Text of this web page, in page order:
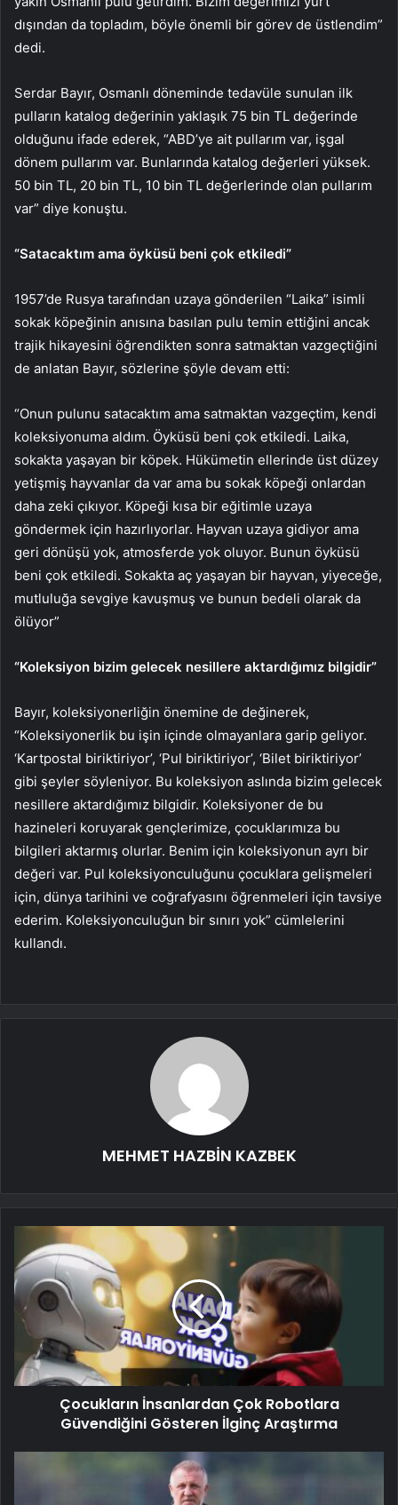
dışından da topladım, böyle önemli bir görev de üstlendim”
dedi.
Serdar Bayır, Osmanlı döneminde tedavüle sunulan ilk
pulların katalog değerinin yaklaşık 75 bin TL değerinde
olduğunu ifade ederek, “ABD’ye ait pullarım var, işgal
dönem pullarım var. Bunlarında katalog değerleri yüksek.
50 bin TL, 20 bin TL, 10 bin TL değerlerinde olan pullarım
var” diye konuştu.
“Satacaktım ama öyküsü beni çok etkiledi”
1957’de Rusya tarafından uzaya gönderilen “Laika” isimli
sokak köpeğinin anısına basılan pulu temin ettiğini ancak
trajik hikayesini öğrendikten sonra satmaktan vazgeçtiğini
de anlatan Bayır, sözlerine şöyle devam etti:
“Onun pulunu satacaktım ama satmaktan vazgeçtim, kendi
koleksiyonuma aldım. Öyküsü beni çok etkiledi. Laika,
sokakta yaşayan bir köpek. Hükümetin ellerinde üst düzey
yetişmiş hayvanlar da var ama bu sokak köpeği onlardan
daha zeki çıkıyor. Köpeği kısa bir eğitimle uzaya
göndermek için hazırlıyorlar. Hayvan uzaya gidiyor ama
geri dönüşü yok, atmosferde yok oluyor. Bunun öyküsü
beni çok etkiledi. Sokakta aç yaşayan bir hayvan, yiyeceğe,
mutluluğa sevgiye kavuşmuş ve bunun bedeli olarak da
ölüyor”
“Koleksiyon bizim gelecek nesillere aktardığımız bilgidir”
Bayır, koleksiyonerliğin önemine de değinerek,
“Koleksiyonerlik bu işin içinde olmayanlara garip geliyor.
‘Kartpostal biriktiriyor’, ‘Pul biriktiriyor’, ‘Bilet biriktiriyor’
gibi şeyler söyleniyor. Bu koleksiyon aslında bizim gelecek
nesillere aktardığımız bilgidir. Koleksiyoner de bu
hazineleri koruyarak gençlerimize, çocuklarımıza bu
bilgileri aktarmış olurlar. Benim için koleksiyonun ayrı bir
değeri var. Pul koleksiyonculuğunu çocuklara gelişmeleri
için, dünya tarihini ve coğrafyasını öğrenmeleri için tavsiye
ederim. Koleksiyonculuğun bir sınırı yok” cümlelerini
kullandı.
MEHMET HAZBİN KAZBEK
Çocukların İnsanlardan Çok Robotlara
Güvendiğini Gösteren İlginç Araştırma